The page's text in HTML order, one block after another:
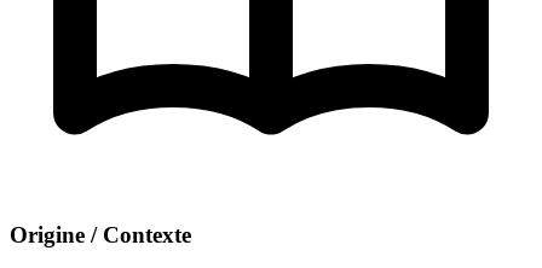
Origine / Contexte